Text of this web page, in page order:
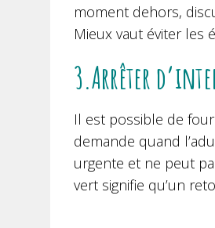
moment dehors,
Mieux vaut éviter les
3.Arrêter
Il est possible de
demande quand
urgente et ne peut
vert signifie qu’un